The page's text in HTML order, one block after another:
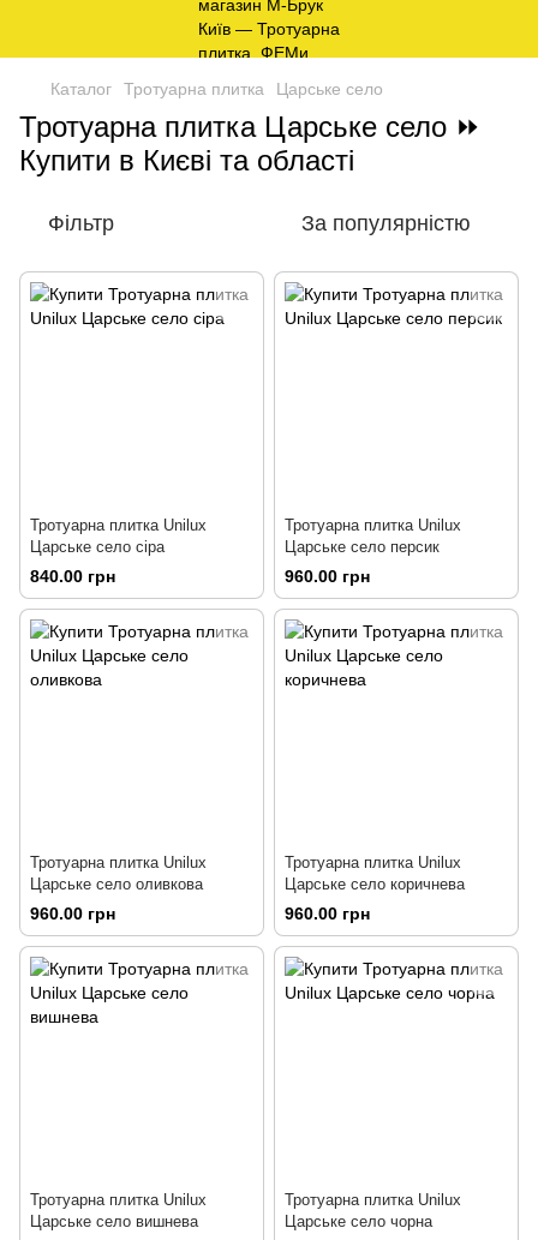
Каталог Тротуарна плитка Царське село
Тротуарна плитка Царське село ⏩
Купити в Києві та області
Фільтр За популярністю
Тротуарна плитка Unilux
Царське село сіра
840.00 грн
Тротуарна плитка Unilux
Царське село персик
960.00 грн
Тротуарна плитка Unilux
Царське село оливкова
960.00 грн
Тротуарна плитка Unilux
Царське село коричнева
960.00 грн
Тротуарна плитка Unilux
Царське село вишнева
Тротуарна плитка Unilux
Царське село чорна